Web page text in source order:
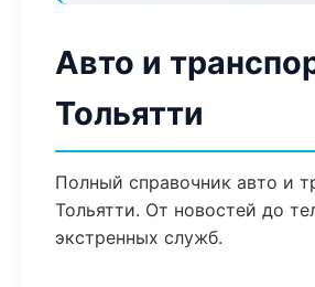
Авто и
Тольятти
Полный справочник авто и
Тольятти. От новостей до
экстренных служб.